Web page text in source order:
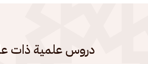
دروس علمية ذات